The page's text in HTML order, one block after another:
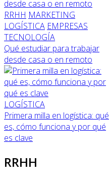
RRHH MARKETING
LOGÍSTICA EMPRESAS
TECNOLOGÍA
Qué estudiar para trabajar
desde casa o en remoto
LOGÍSTICA
Primera milla en logística: qué
es, cómo funciona y por qué
es clave
RRHH